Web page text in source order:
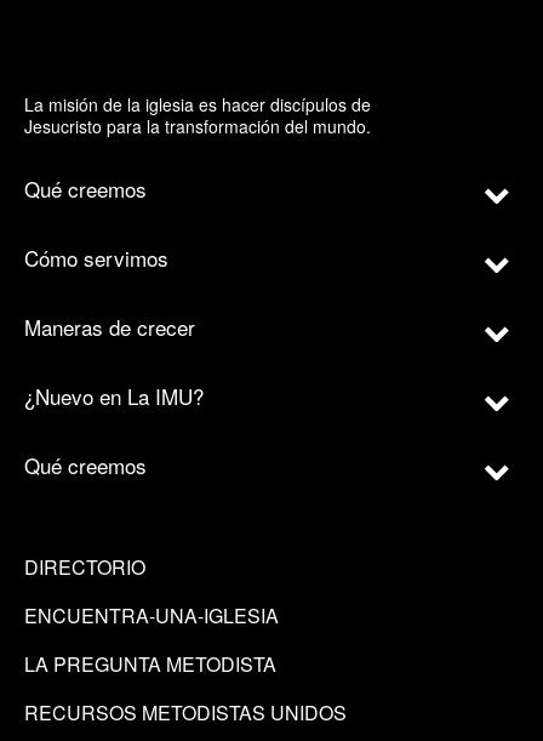
La misión de la iglesia es hacer discípulos de
Jesucristo para la transformación del mundo.
Qué creemos
Cómo servimos
Maneras de crecer
¿Nuevo en La IMU?
Qué creemos
DIRECTORIO
ENCUENTRA-UNA-IGLESIA
LA PREGUNTA METODISTA
RECURSOS METODISTAS UNIDOS